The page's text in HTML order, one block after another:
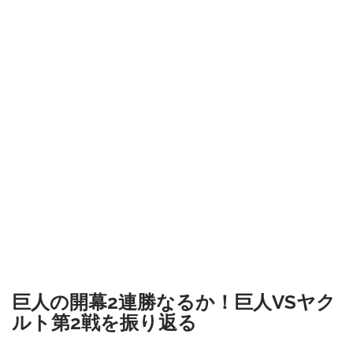
巨人の開幕2連勝なるか！巨人VSヤク
ルト第2戦を振り返る